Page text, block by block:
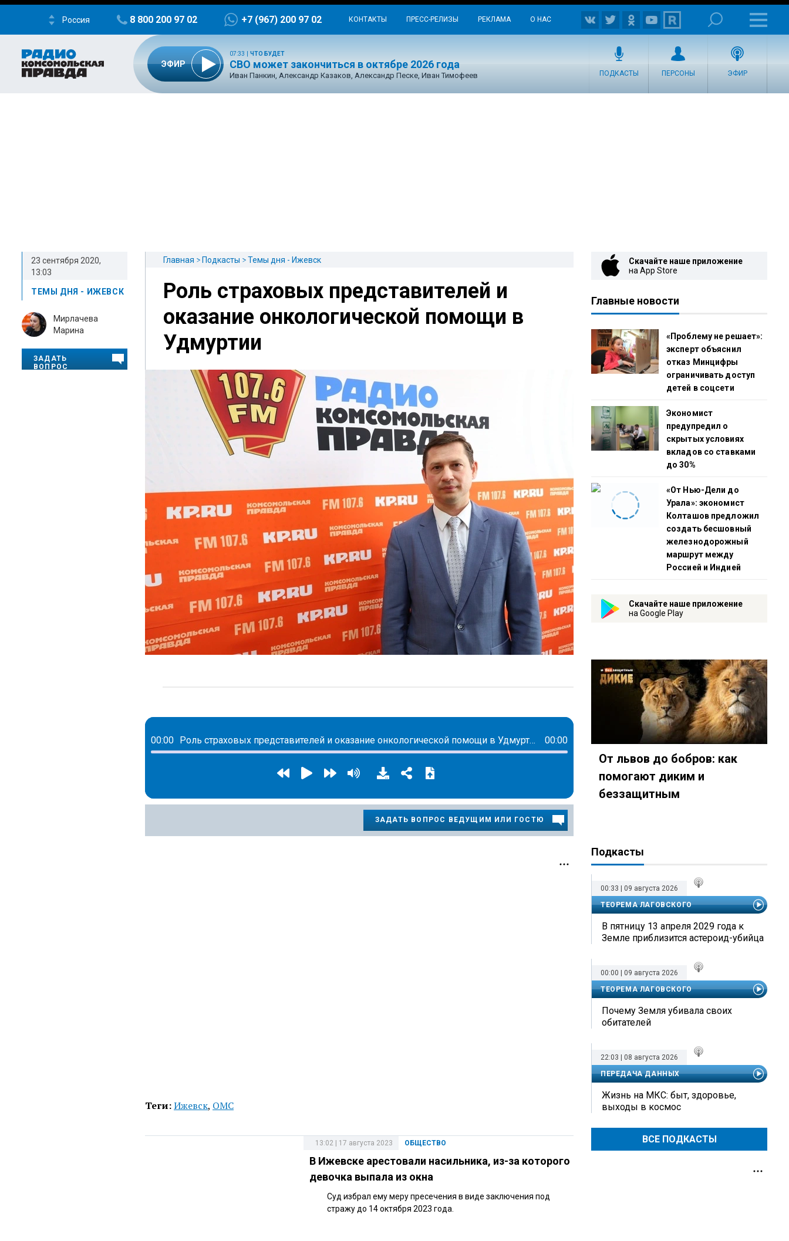
Россия 8 800 200 97 02 +7 (967) 200 97 02 КОНТАКТЫ ПРЕСС-РЕЛИЗЫ РЕКЛАМА О НАС
ЭФИР
07:33 ЧТО БУДЕТ
СВО может закончиться в октябре 2026 года
Иван Панкин, Александр Казаков, Александр Песке, Иван Тимофеев ПОДКАСТЫ ПЕРСОНЫ ЭФИР
Главная Подкасты Темы дня - Ижевск
Роль страховых представителей и
оказание онкологической помощи в
Удмуртии
00:00 Роль страховых представителей и оказание онкологической помощи в Удмуртии 00:00
ЗАДАТЬ ВОПРОС ВЕДУЩИМ ИЛИ ГОСТЮ
23 сентября 2020,
13:03
ТЕМЫ ДНЯ - ИЖЕВСК
Мирлачева
Марина
ЗАДАТЬ
ВОПРОС
Теги:Ижевск, ОМС
ОБЩЕСТВО
13:02 | 17 августа 2023
В Ижевске арестовали насильника, из-за которого
девочка выпала из окна
Суд избрал ему меру пресечения в виде заключения под
стражу до 14 октября 2023 года.
Скачайте наше приложение
на App Store
Главные новости
«Проблему не решает»:
эксперт объяснил
отказ Минцифры
ограничивать доступ
детей в соцсети
Экономист
предупредил о
скрытых условиях
вкладов со ставками
до 30%
«От Нью-Дели до
Урала»: экономист
Колташов предложил
создать бесшовный
железнодорожный
маршрут между
Россией и Индией
Скачайте наше приложение
на Google Play
От львов до бобров: как
помогают диким и
беззащитным
Подкасты
00:33 | 09 августа 2026
ТЕОРЕМА ЛАГОВСКОГО
В пятницу 13 апреля 2029 года к
Земле приблизится астероид-убийца
00:00 | 09 августа 2026
ТЕОРЕМА ЛАГОВСКОГО
Почему Земля убивала своих
обитателей
22:03 | 08 августа 2026
ПЕРЕДАЧА ДАННЫХ
Жизнь на МКС: быт, здоровье,
выходы в космос
ВСЕ ПОДКАСТЫ